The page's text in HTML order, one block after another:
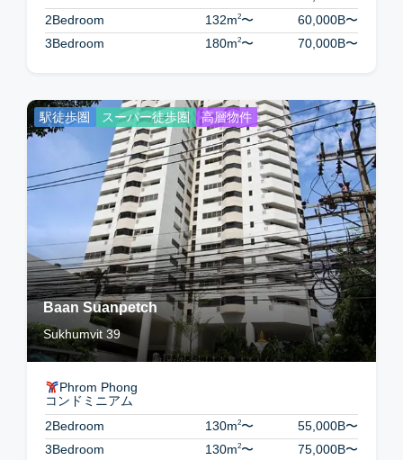
2Bedroom
132m2〜 60,000B〜
3Bedroom
180m2〜 70,000B〜
駅徒歩圏 スーパー徒歩圏 高層物件
Baan Suanpetch
Sukhumvit 39
Phrom Phong
コンドミニアム
2Bedroom
130m2〜 55,000B〜
3Bedroom
130m2〜 75,000B〜